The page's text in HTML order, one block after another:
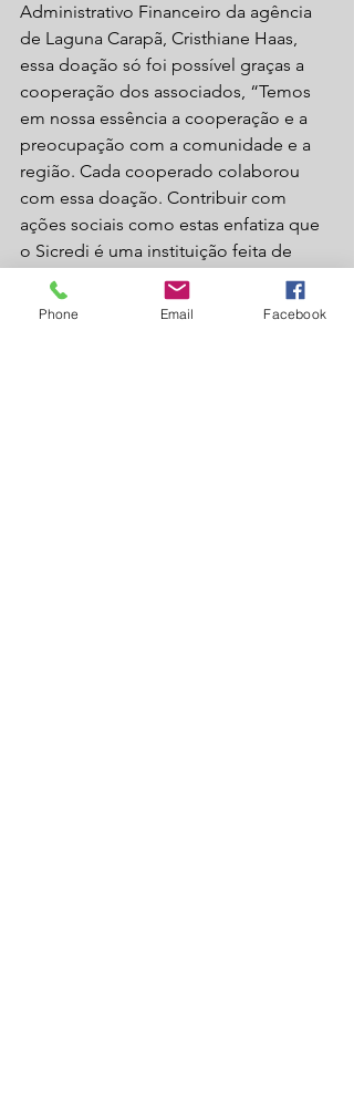
Administrativo Financeiro da agência
de Laguna Carapã, Cristhiane Haas,
essa doação só foi possível graças a
cooperação dos associados, “Temos
em nossa essência a cooperação e a
preocupação com a comunidade e a
região. Cada cooperado colaborou
com essa doação. Contribuir com
ações sociais como estas enfatiza que
o Sicredi é uma instituição feita de
pessoas e para pessoas”, salientou.
Phone Email Facebook